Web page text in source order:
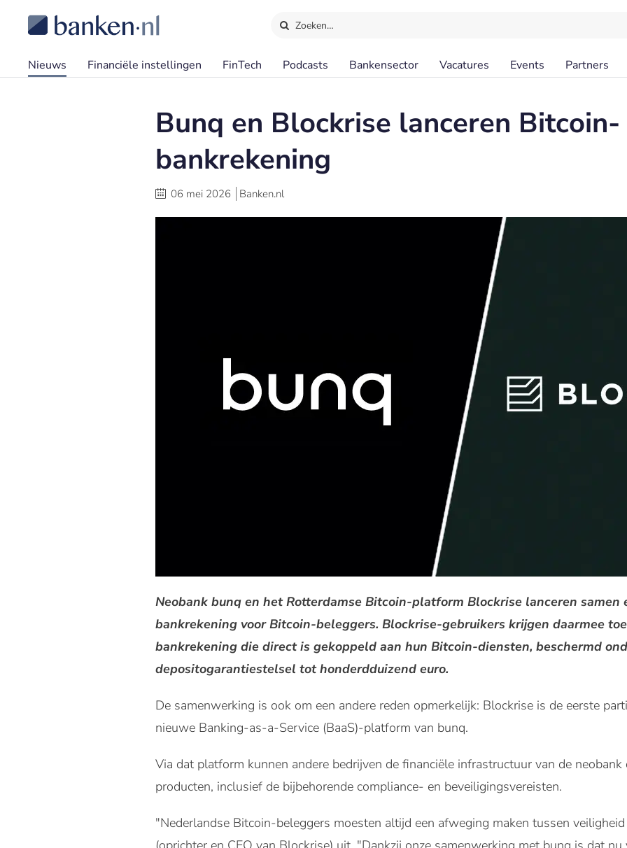
Zoeken…
Nieuws Financiële instellingen FinTech Podcasts Bankensector Vacatures Events Partners
Bunq en Blockrise lanceren Bitcoin-
bankrekening
06 mei 2026 Banken.nl
Neobank bunq en het Rotterdamse Bitcoin-platform Blockrise lanceren samen
bankrekening voor Bitcoin-beleggers. Blockrise-gebruikers krijgen daarmee
bankrekening die direct is gekoppeld aan hun Bitcoin-diensten, beschermd
depositogarantiestelsel tot honderdduizend euro.
De samenwerking is ook om een andere reden opmerkelijk: Blockrise is de eerste
nieuwe Banking-as-a-Service (BaaS)-platform van bunq.
Via dat platform kunnen andere bedrijven de financiële infrastructuur van de
producten, inclusief de bijbehorende compliance- en beveiligingsvereisten.
"Nederlandse Bitcoin-beleggers moesten altijd een afweging maken tussen